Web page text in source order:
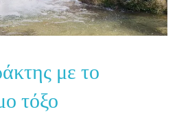
με το
τόξο